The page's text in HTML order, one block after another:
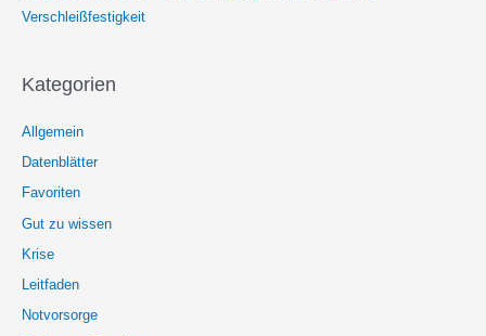
Verschleißfestigkeit
Kategorien
Allgemein
Datenblätter
Favoriten
Gut zu wissen
Krise
Leitfaden
Notvorsorge